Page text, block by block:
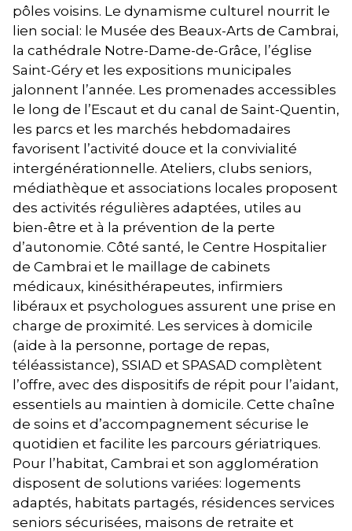
pôles voisins. Le dynamisme culturel nourrit le
lien social: le Musée des Beaux-Arts de Cambrai,
la cathédrale Notre-Dame-de-Grâce, l’église
Saint-Géry et les expositions municipales
jalonnent l’année. Les promenades accessibles
le long de l’Escaut et du canal de Saint-Quentin,
les parcs et les marchés hebdomadaires
favorisent l’activité douce et la convivialité
intergénérationnelle. Ateliers, clubs seniors,
médiathèque et associations locales proposent
des activités régulières adaptées, utiles au
bien-être et à la prévention de la perte
d’autonomie. Côté santé, le Centre Hospitalier
de Cambrai et le maillage de cabinets
médicaux, kinésithérapeutes, infirmiers
libéraux et psychologues assurent une prise en
charge de proximité. Les services à domicile
(aide à la personne, portage de repas,
téléassistance), SSIAD et SPASAD complètent
l’offre, avec des dispositifs de répit pour l’aidant,
essentiels au maintien à domicile. Cette chaîne
de soins et d’accompagnement sécurise le
quotidien et facilite les parcours gériatriques.
Pour l’habitat, Cambrai et son agglomération
disposent de solutions variées: logements
adaptés, habitats partagés, résidences services
seniors sécurisées, maisons de retraite et